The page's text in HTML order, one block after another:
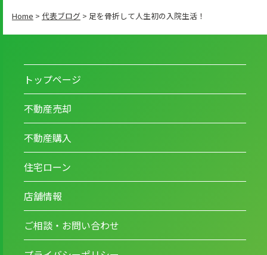
Home > 代表ブログ > 足を骨折して人生初の入院生活！
トップページ
不動産売却
不動産購入
住宅ローン
店舗情報
ご相談・お問い合わせ